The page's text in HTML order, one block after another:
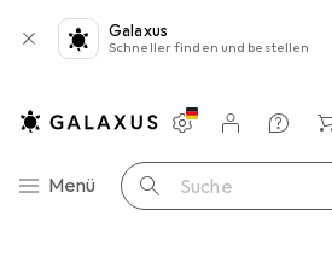
Galaxus
Schneller finden und bestellen
Navigation nach Kategorien
Menü Suche
Einstellungen
Kundenkonto
Vergleichslisten
Merklisten
Warenkorb